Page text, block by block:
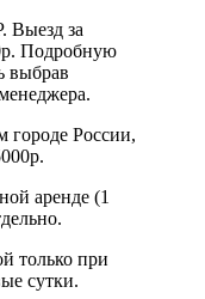
Выезд за
Подробную
выбрав
городе России,
аренде (1
только при
сутки.